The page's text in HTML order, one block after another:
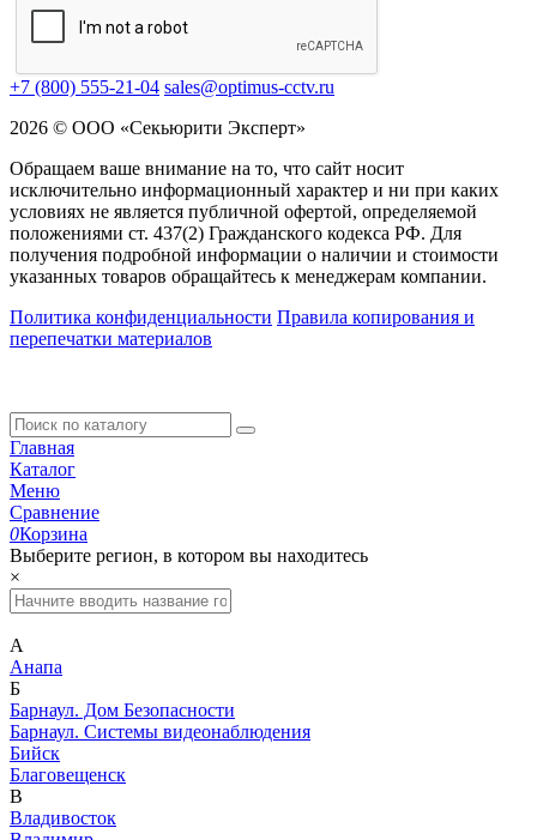
+7 (800) 555-21-04 sales@optimus-cctv.ru
2026 © ООО «Секьюрити Эксперт»
Обращаем ваше внимание на то, что сайт носит
исключительно информационный характер и ни при каких
условиях не является публичной офертой, определяемой
положениями ст. 437(2) Гражданского кодекса РФ. Для
получения подробной информации о наличии и стоимости
указанных товаров обращайтесь к менеджерам компании.
Политика конфиденциальности Правила копирования и
перепечатки материалов
Главная
Каталог
Меню
Сравнение
0Корзина
Выберите регион, в котором вы находитесь
×
А
Анапа
Б
Барнаул. Дом Безопасности
Барнаул. Системы видеонаблюдения
Бийск
Благовещенск
В
Владивосток